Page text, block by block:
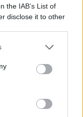
the IAB’s List of
disclose it to other
για πρώτη
το lineup μιας